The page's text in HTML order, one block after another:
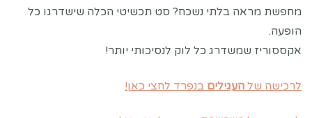
מחפשת מראה בלתי נשכח? סט תכשיטי הכלה שישדרגו כל
הופעה.
אקססוריז שמשדרג כל לוק לנסיכותי יותר!
לרכישה של העגילים בנפרד לחצי כאן!